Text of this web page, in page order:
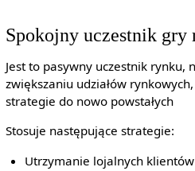
Spokojny uczestnik gry
Jest to pasywny uczestnik rynku,
zwiększaniu udziałów
strategie do nowo powstałych
Stosuje następujące strategie:
Utrzymanie lojalnych klientów